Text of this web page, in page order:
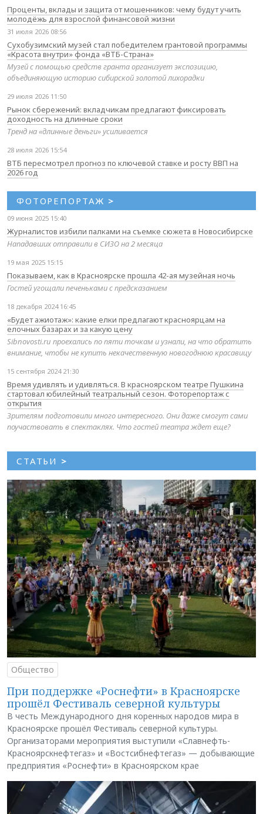
Проценты, вклады и защита от мошенников: чему будут учить
молодёжь для взрослой финансовой жизни
31 июля 2026 08:56
Сухобузимский музей стал победителем грантовой программы
«Красота внутри» фонда «ВТБ-Страна»
Музей с помощью средств гранта организует экспозицию,
объединяющую историю сибирской золотой лихорадки
29 июля 2026 11:50
Рынок сбережений: вкладчикам предлагают фиксировать
доходность на длинные сроки
Тренд на «длинные деньги» усиливается
28 июля 2026 15:54
ВТБ пересмотрел прогноз по ключевой ставке и росту ВВП на
2026 год
ФОТОРЕПОРТАЖ >
09 июня 2025 15:40
Журналистов избили палками на съемке сюжета в Новосибирске
Нападавших отправили в СИЗО на 2 месяца
19 мая 2025 15:15
Показываем, как в Красноярске прошла 42-ая музейная ночь
Гостей угощали печеньками с предсказанием
18 декабря 2024 16:45
«Будет ажиотаж»: какие елки предлагают красноярцам на
елочных базарах и за какую цену
Sibnovosti.ru проехались по пяти точкам и узнали, на что обратить
внимание, чтобы не купить некачественную новогоднюю красавицу
15 сентября 2024 21:30
Время удивлять и удивляться. В красноярском театре Пушкина
стартовал юбилейный театральный сезон. Фоторепортаж с
открытия
Зрителям подготовили много интересного. Они даже смогут сами
поучаствовать в спектаклях. Что гостей театра ждет еще?
СТАТЬИ >
Общество
При поддержке «Роснефти» в Красноярске
прошёл Фестиваль северной культуры
В честь Международного дня коренных народов мира в
Красноярске прошёл Фестиваль северной культуры.
Организаторами мероприятия выступили «Славнефть-
Красноярскнефтегаз» и «Востсибнефтегаз» — добывающие
предприятия «Роснефти» в Красноярском крае